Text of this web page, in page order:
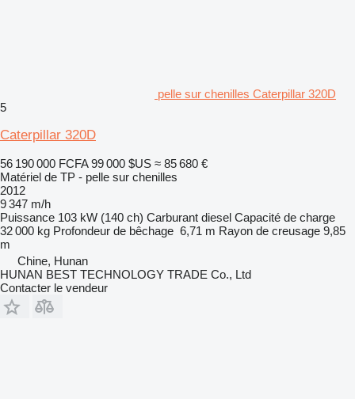
pelle sur chenilles Caterpillar 320D
5
Caterpillar 320D
56 190 000 FCFA 99 000 $US ≈ 85 680 €
Matériel de TP - pelle sur chenilles
2012
9 347 m/h
Puissance 103 kW (140 ch) Carburant diesel Capacité de charge
32 000 kg Profondeur de bêchage 6,71 m Rayon de creusage 9,85
m
Chine, Hunan
HUNAN BEST TECHNOLOGY TRADE Co., Ltd
Contacter le vendeur